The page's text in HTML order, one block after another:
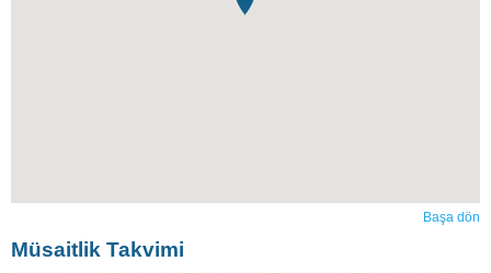
Başa dön
Müsaitlik Takvimi